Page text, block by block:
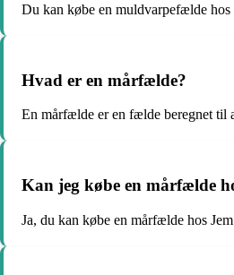
Du kan købe en muldvarpefælde hos
Hvad er en mårfælde?
En mårfælde er en fælde beregnet til
Kan jeg købe en mårfælde
Ja, du kan købe en mårfælde hos